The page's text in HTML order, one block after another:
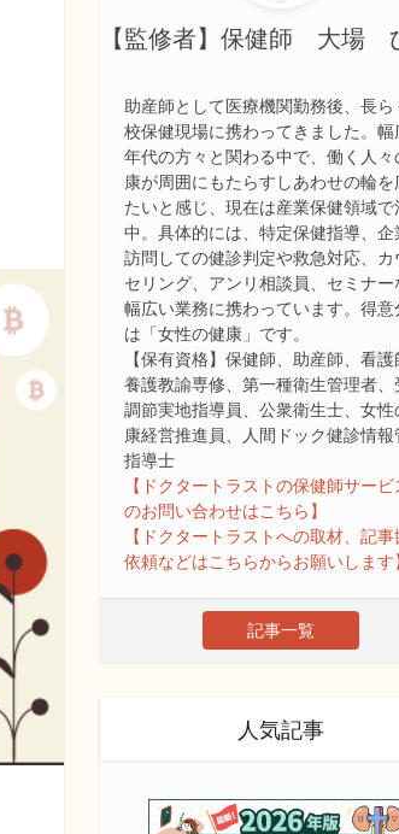
【監修者】保健師 大場
助産師として医療機関勤務後、長ら
校保健現場に携わってきました。幅
年代の方々と関わる中で、働く人々
康が周囲にもたらすしあわせの輪を
たいと感じ、現在は産業保健領域で
中。具体的には、特定保健指導、企
訪問しての健診判定や救急対応、カ
セリング、アンリ相談員、セミナー
幅広い業務に携わっています。得意
は「女性の健康」です。
【保有資格】保健師、助産師、看護
養護教諭専修、第一種衛生管理者、
調節実地指導員、公衆衛生士、女性
康経営推進員、人間ドック健診情報
指導士
【ドクタートラストの保健師サー
のお問い合わせはこちら】
【ドクタートラストへの取材、記事
依頼などはこちらからお願いします
記事一覧
人気記事